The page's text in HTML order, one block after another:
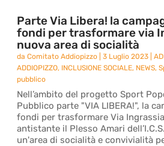
Parte Via Libera! la
fondi per trasformare via
nuova area di socialità
daComitato Addiopizzo |3 Luglio 2023 |
ADDIOPIZZO, INCLUSIONE SOCIALE, NEWS,
pubblico
Nell’ambito del progetto Sport
Pubblico parte "VIA LIBERA!", la
fondi per trasformare Via
antistante il Plesso Amari
un'area di socialità e convivialità